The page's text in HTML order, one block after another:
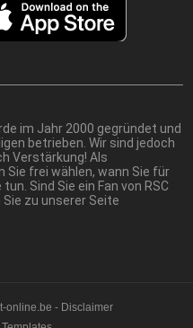
im Jahr 2000 gegründet und
betrieben. Wir sind jedoch
Verstärkung! Als
Sie frei wählen, wann Sie für
Sind Sie ein Fan von RSC
zu unserer Seite
online.be - Disclaimer